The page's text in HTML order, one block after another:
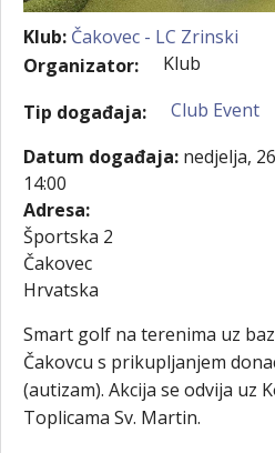
Klub: Čakovec - LC Zrinski
Organizator:
Klub
Tip događaja:
Club Event
Datum događaja: nedjelja,
14:00
Adresa:
Športska 2
Čakovec
Hrvatska
Smart golf na terenima uz
Čakovcu s prikupljanjem
(autizam). Akcija se odvija uz
Toplicama Sv. Martin.